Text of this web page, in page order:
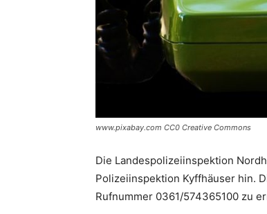
www.pixabay.com CC0 Creative Commons
Die Landespolizeiinspektion
Polizeiinspektion Kyffhäuser hin.
Rufnummer 0361/574365100 zu